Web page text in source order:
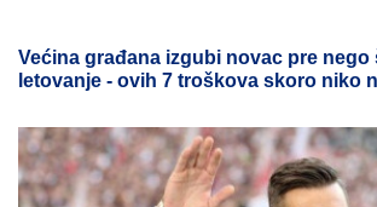
Većina građana izgubi novac pre nego
letovanje - ovih 7 troškova skoro niko